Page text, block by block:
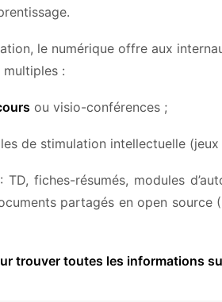
le numérique offre aux
:
ou visio-conférences ;
de stimulation intellectuelle
: TD, fiches-résumés, modules
partagés en open source
trouver toutes les informations